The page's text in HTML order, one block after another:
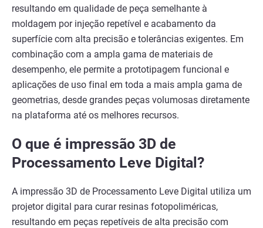
resultando em qualidade de peça semelhante à
moldagem por injeção repetível e acabamento da
superfície com alta precisão e tolerâncias exigentes. Em
combinação com a ampla gama de materiais de
desempenho, ele permite a prototipagem funcional e
aplicações de uso final em toda a mais ampla gama de
geometrias, desde grandes peças volumosas diretamente
na plataforma até os melhores recursos.
O que é impressão 3D de
Processamento Leve Digital?
A impressão 3D de Processamento Leve Digital utiliza um
projetor digital para curar resinas fotopoliméricas,
resultando em peças repetíveis de alta precisão com